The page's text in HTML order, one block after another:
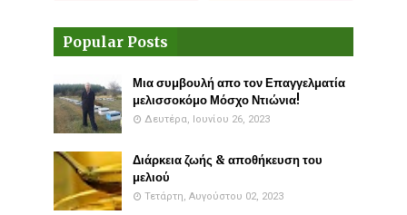
Popular Posts
Μια συμβουλή απο τον Επαγγελματία
μελισσοκόμο Μόσχο Ντιώνια!
Δευτέρα, Ιουνίου 26, 2023
Διάρκεια ζωής & αποθήκευση του
μελιού
Τετάρτη, Αυγούστου 02, 2023